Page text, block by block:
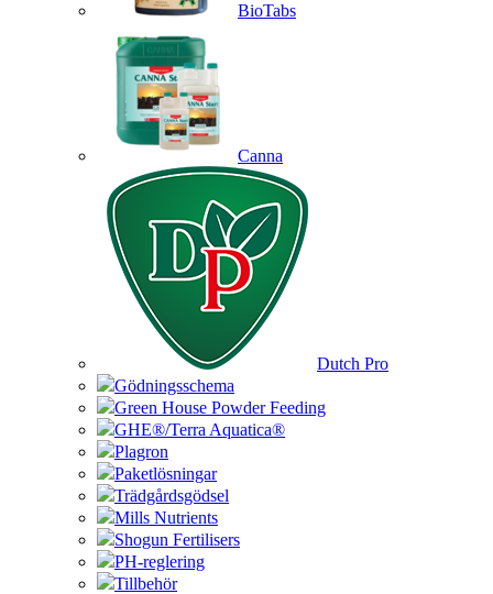
BioTabs
Canna
Dutch Pro
Gödningsschema
Green House Powder Feeding
GHE®/Terra Aquatica®
Plagron
Paketlösningar
Trädgårdsgödsel
Mills Nutrients
Shogun Fertilisers
PH-reglering
Tillbehör